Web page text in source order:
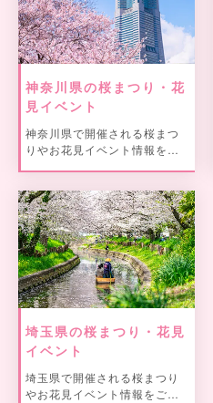
神奈川県の桜まつり・花
見イベント
神奈川県で開催される桜まつ
りやお花見イベント情報をご
埼玉県の桜まつり・花見
イベント
埼玉県で開催される桜まつり
やお花見イベント情報をご紹